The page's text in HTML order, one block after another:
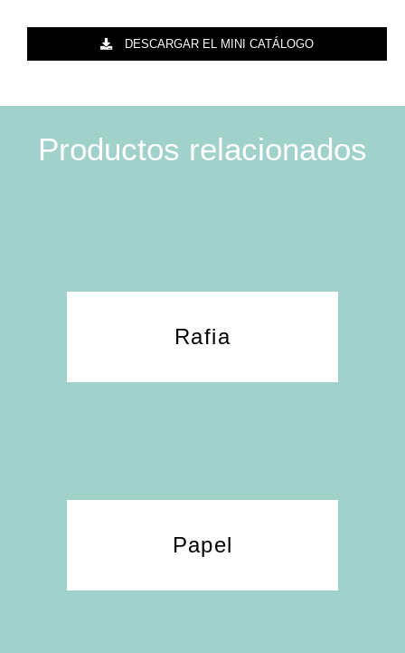
DESCARGAR EL MINI CATÁLOGO
Productos relacionados
Rafia
Papel